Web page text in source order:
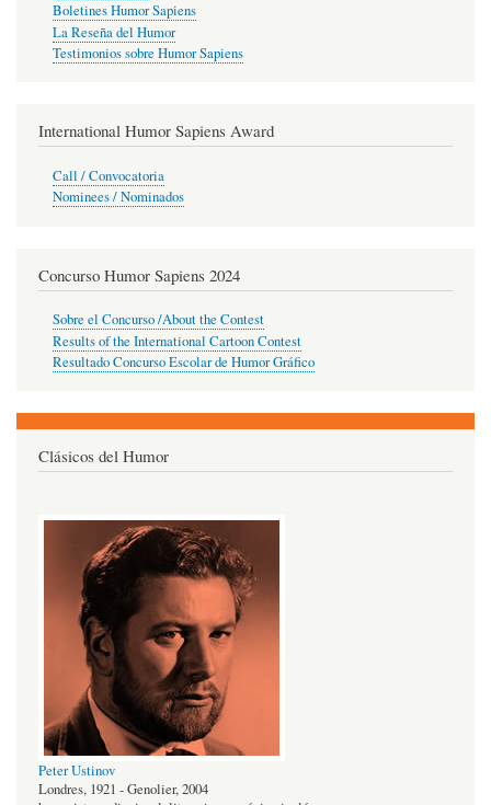
Boletines Humor Sapiens
La Reseña del Humor
Testimonios sobre Humor Sapiens
International Humor Sapiens Award
Call / Convocatoria
Nominees / Nominados
Concurso Humor Sapiens 2024
Sobre el Concurso /About the Contest
Results of the International Cartoon Contest
Resultado Concurso Escolar de Humor Gráfico
Clásicos del Humor
Peter Ustinov
Londres, 1921 - Genolier, 2004